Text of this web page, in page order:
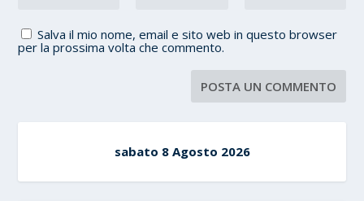
Salva il mio nome, email e sito web in questo browser
per la prossima volta che commento.
sabato 8 Agosto 2026